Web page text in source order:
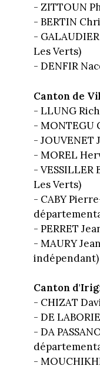
- ZITTOUN
- BERTIN
-
Les Verts)
- DENFIR
Canton de
- LLUNG
- MONTEGU
- JOUVENET
- MOREL
-
Les Verts)
- CABY
- PERRET
- MAURY
indépendant)
Canton
- CHIZAT
- DE
- DA
-